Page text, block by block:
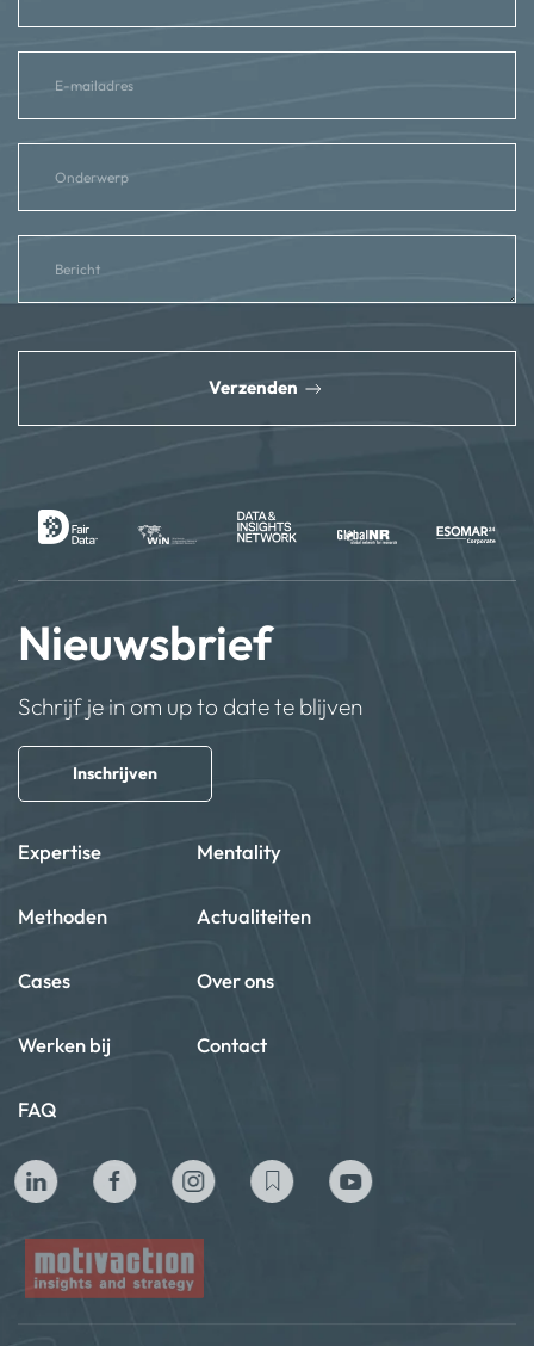
Verzenden
Nieuwsbrief
Schrijf je in om up to date te blijven
Inschrijven
Expertise Mentality
Methoden Actualiteiten
Cases Over ons
Werken bij Contact
FAQ